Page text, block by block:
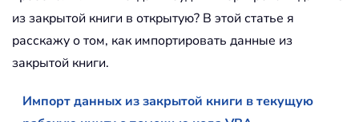
из закрытой книги в открытую? В этой статье я
расскажу о том, как импортировать данные из
закрытой книги.
Импорт данных из закрытой книги в текущую